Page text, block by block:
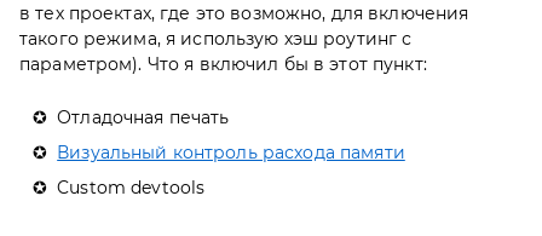
в тех проектах, где это возможно, для включения
такого режима, я использую хэш роутинг с
параметром). Что я включил бы в этот пункт:
Отладочная печать
Визуальный контроль расхода памяти
Custom devtools